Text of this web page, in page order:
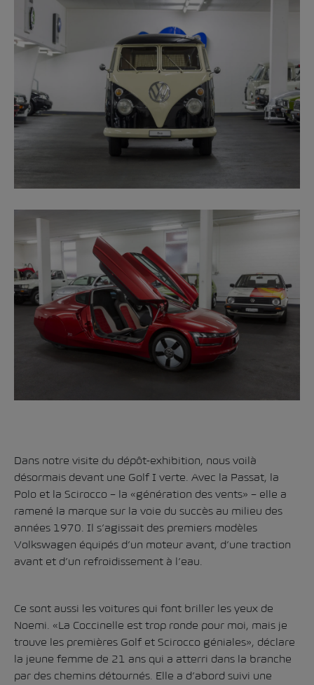
Dans notre visite du dépôt-exhibition, nous voilà
désormais devant une Golf I verte. Avec la Passat, la
Polo et la Scirocco – la «génération des vents» – elle a
ramené la marque sur la voie du succès au milieu des
années 1970. Il s’agissait des premiers modèles
Volkswagen équipés d’un moteur avant, d’une traction
avant et d’un refroidissement à l’eau.
Ce sont aussi les voitures qui font briller les yeux de
Noemi. «La Coccinelle est trop ronde pour moi, mais je
trouve les premières Golf et Scirocco géniales», déclare
la jeune femme de 21 ans qui a atterri dans la branche
par des chemins détournés. Elle a d’abord suivi une